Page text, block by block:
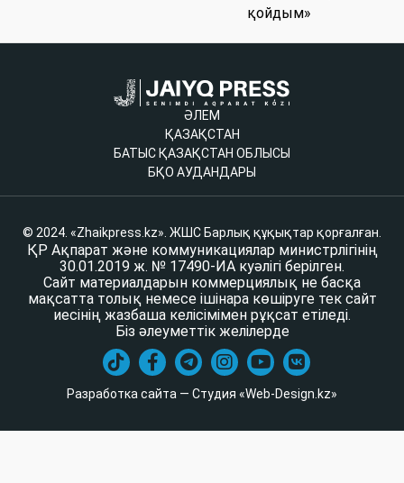
қойдым»
ӘЛЕМ
ҚАЗАҚСТАН
БАТЫС ҚАЗАҚСТАН ОБЛЫСЫ
БҚО АУДАНДАРЫ
© 2024. «Zhaikpress.kz». ЖШС Барлық құқықтар қорғалған.
ҚР Ақпарат және коммуникациялар министрлігінің
30.01.2019 ж. № 17490-ИА куәлігі берілген.
Сайт материалдарын коммерциялық не басқа
мақсатта толық немесе ішінара көшіруге тек сайт
иесінің жазбаша келісімімен рұқсат етіледі.
Біз әлеуметтік желілерде
Разработка сайта — Студия «Web-Design.kz»